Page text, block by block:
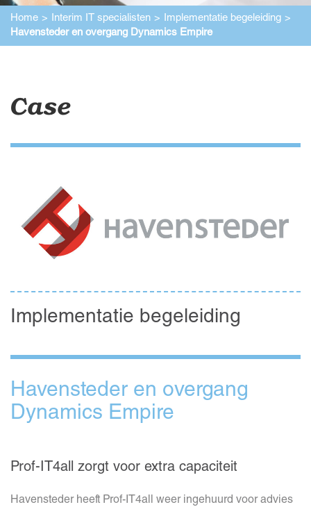
Home Interim IT specialisten
Implementatie begeleiding
Havensteder en overgang Dynamics Empire
Case
Implementatie begeleiding
Havensteder en overgang
Dynamics Empire
Prof-IT4all zorgt voor extra capaciteit
Havensteder heeft Prof-IT4all weer ingehuurd voor advies